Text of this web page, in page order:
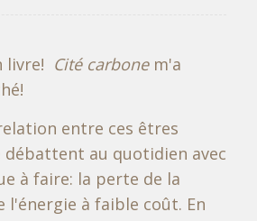
livre! Cité carbonem'a
entre ces êtres
débattent au quotidien avec
à faire: la perte de la
l'énergie à faible coût. En